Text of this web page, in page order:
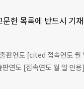
헌 목록에 반드시 기
판연도 [cited 접속연도
연도 [접속연도 월 일 인